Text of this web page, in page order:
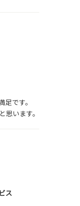
です。
います。
ス